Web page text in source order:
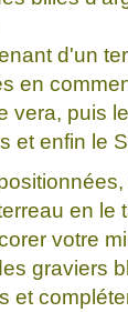
d'un
en
vera, puis
et enfin le
en le
votre
graviers
et